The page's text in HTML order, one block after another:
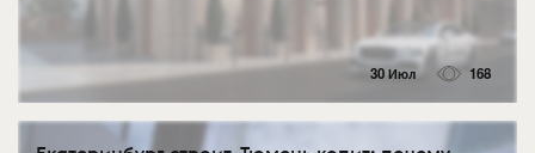
30 Июл 168